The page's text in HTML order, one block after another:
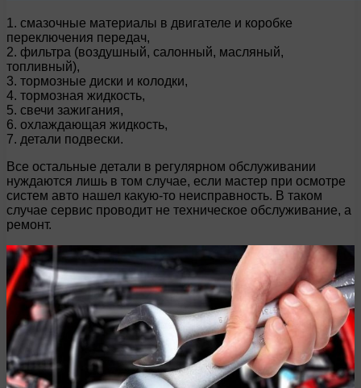
1. смазочные материалы в двигателе и коробке
переключения передач,
2. фильтра (воздушный, салонный, масляный,
топливный),
3. тормозные диски и колодки,
4. тормозная жидкость,
5. свечи зажигания,
6. охлаждающая жидкость,
7. детали подвески.
Все остальные детали в регулярном обслуживании
нуждаются лишь в том случае, если мастер при осмотре
систем авто нашел какую-то неисправность. В таком
случае сервис проводит не техническое обслуживание, а
ремонт.